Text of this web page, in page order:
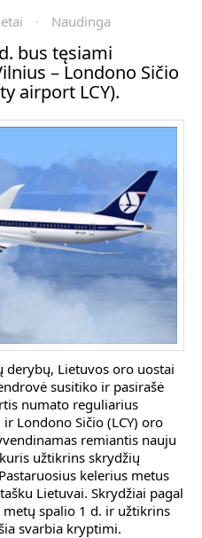
· Naudinga
bus tęsiami
– Londono Sičio
airport LCY).
derybų, Lietuvos oro uostai
susitiko ir pasirašė
numato reguliarius
Londono Sičio (LCY) oro
remiantis nauju
užtikrins skrydžių
kelerius metus
Lietuvai. Skrydžiai pagal
spalio 1 d. ir užtikrins
svarbia kryptimi.